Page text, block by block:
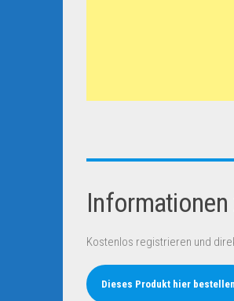
Informationen
Kostenlos registrieren und
Dieses Produkt hier bestellen